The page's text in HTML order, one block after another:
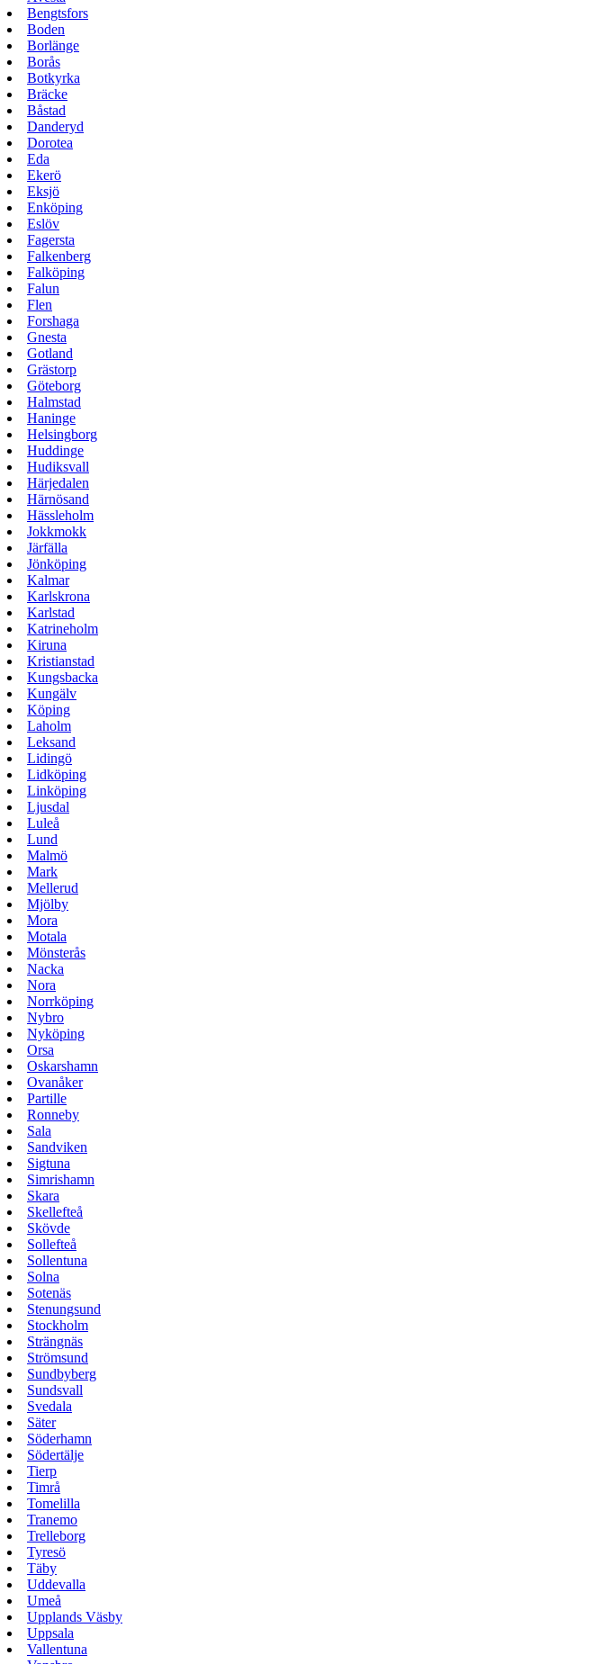
Bengtsfors
Boden
Borlänge
Borås
Botkyrka
Bräcke
Båstad
Danderyd
Dorotea
Eda
Ekerö
Eksjö
Enköping
Eslöv
Fagersta
Falkenberg
Falköping
Falun
Flen
Forshaga
Gnesta
Gotland
Grästorp
Göteborg
Halmstad
Haninge
Helsingborg
Huddinge
Hudiksvall
Härjedalen
Härnösand
Hässleholm
Jokkmokk
Järfälla
Jönköping
Kalmar
Karlskrona
Karlstad
Katrineholm
Kiruna
Kristianstad
Kungsbacka
Kungälv
Köping
Laholm
Leksand
Lidingö
Lidköping
Linköping
Ljusdal
Luleå
Lund
Malmö
Mark
Mellerud
Mjölby
Mora
Motala
Mönsterås
Nacka
Nora
Norrköping
Nybro
Nyköping
Orsa
Oskarshamn
Ovanåker
Partille
Ronneby
Sala
Sandviken
Sigtuna
Simrishamn
Skara
Skellefteå
Skövde
Sollefteå
Sollentuna
Solna
Sotenäs
Stenungsund
Stockholm
Strängnäs
Strömsund
Sundbyberg
Sundsvall
Svedala
Säter
Söderhamn
Södertälje
Tierp
Timrå
Tomelilla
Tranemo
Trelleborg
Tyresö
Täby
Uddevalla
Umeå
Upplands Väsby
Uppsala
Vallentuna